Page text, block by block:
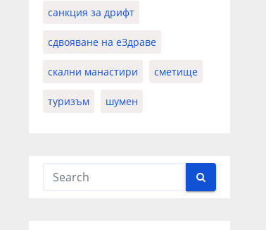
санкция за дрифт
сдвояване на еЗдраве
скални манастири сметище
туризъм шумен